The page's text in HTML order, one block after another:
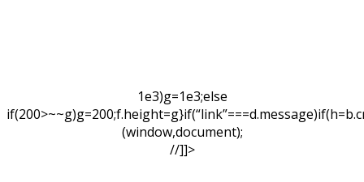
1e3)g=1e3;else
(window,document);
//]]>